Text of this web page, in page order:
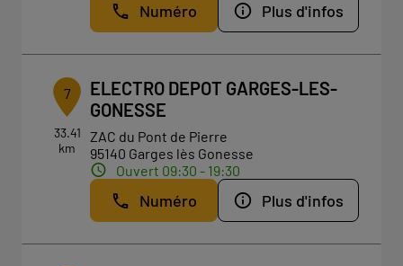
Numéro Plus d'infos
7
33.41
km
ELECTRO DEPOT GARGES-LES-
GONESSE
ZAC du Pont de Pierre
95140 Garges lès Gonesse
Ouvert 09:30 - 19:30
Numéro Plus d'infos